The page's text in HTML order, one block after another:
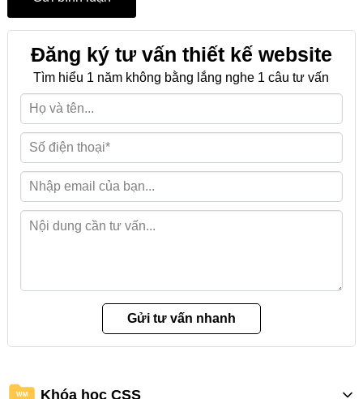
Đăng ký tư vấn thiết kế website
Tìm hiểu 1 năm không bằng lắng nghe 1 câu tư vấn
WM Khóa học CSS